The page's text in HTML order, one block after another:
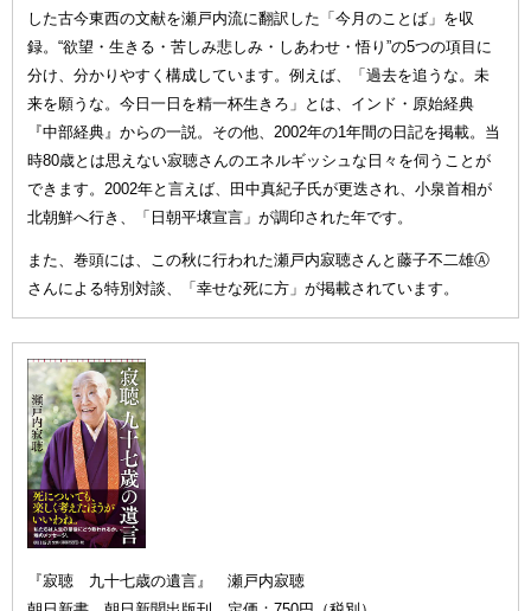
した古今東西の文献を瀬戸内流に翻訳した「今月のことば」を収
録。“欲望・生きる・苦しみ悲しみ・しあわせ・悟り”の5つの項目に
分け、分かりやすく構成しています。例えば、「過去を追うな。未
来を願うな。今日一日を精一杯生きろ」とは、インド・原始経典
『中部経典』からの一説。その他、2002年の1年間の日記を掲載。当
時80歳とは思えない寂聴さんのエネルギッシュな日々を伺うことが
できます。2002年と言えば、田中真紀子氏が更迭され、小泉首相が
北朝鮮へ行き、「日朝平壌宣言」が調印された年です。
また、巻頭には、この秋に行われた瀬戸内寂聴さんと藤子不二雄Ⓐ
さんによる特別対談、「幸せな死に方」が掲載されています。
『寂聴 九十七歳の遺言』 瀬戸内寂聴